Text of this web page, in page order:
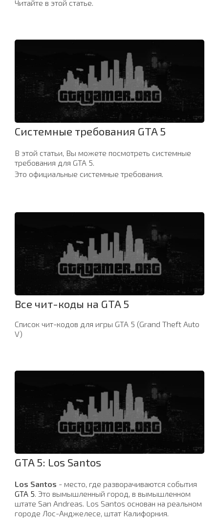
Читайте в этой статье.
Системные требования GTA 5
В этой статьи, Вы можете посмотреть системные
требования для GTA 5.
Это официальные системные требования.
Все чит-коды на GTA 5
Список чит-кодов для игры GTA 5 (Grand Theft Auto
V)
GTA 5: Los Santos
Los Santos - место, где разворачиваются события
GTA 5. Это вымышленный город, в вымышленном
штате San Andreas. Los Santos основан на реальном
городе Лос-Анджелесе, штат Калифорния.